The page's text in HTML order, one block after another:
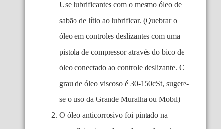
Use lubrificantes com o mesmo óleo de
sabão de lítio ao lubrificar. (Quebrar o
óleo em controles deslizantes com uma
pistola de compressor através do bico de
óleo conectado ao controle deslizante. O
grau de óleo viscoso é 30-150cSt, sugere-
se o uso da Grande Muralha ou Mobil)
O óleo anticorrosivo foi pintado na